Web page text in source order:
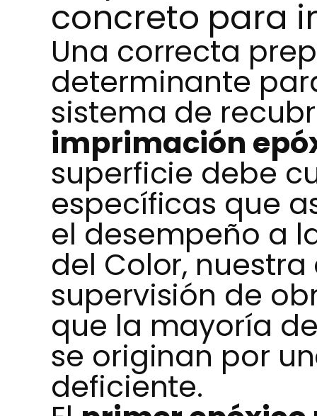
concreto para
Una correcta
determinante
sistema de
imprimación
superficie debe
específicas que
el desempeño a
del Color,
supervisión de
que la mayoría
se originan por
deficiente.